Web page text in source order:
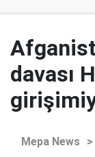
davası
Mepa News >